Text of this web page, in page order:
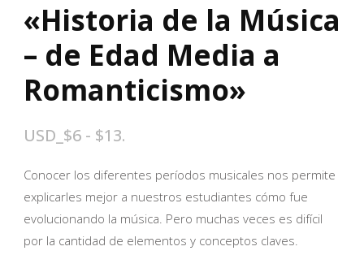
«Historia de la Música
– de Edad Media a
Romanticismo»
USD $6 - $13Rango
precios:
desde
$6
.
Conocer los diferentes períodos musicales nos permite
explicarles mejor a nuestros estudiantes cómo fue
evolucionando la música. Pero muchas veces es difícil
por la cantidad de elementos y conceptos claves.